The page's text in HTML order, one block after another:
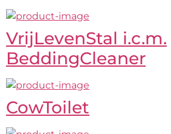
VrijLevenStal i.c.m.
BeddingCleaner
CowToilet